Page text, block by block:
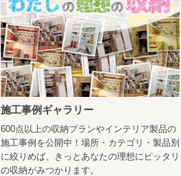
施工事例ギャラリー
600点以上の収納プランやインテリア製品の
施工事例を公開中！場所・カテゴリ・製品別
に絞りめば、きっとあなたの理想にピッタリ
の収納がみつかります。